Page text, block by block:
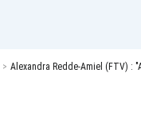
Alexandra Redde-Amiel (FTV) :